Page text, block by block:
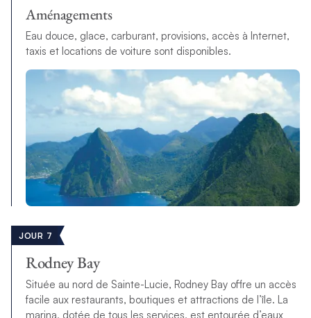
Aménagements
Eau douce, glace, carburant, provisions, accès à Internet,
taxis et locations de voiture sont disponibles.
JOUR 7
Rodney Bay
Située au nord de Sainte-Lucie, Rodney Bay offre un accès
facile aux restaurants, boutiques et attractions de l’île. La
marina, dotée de tous les services, est entourée d’eaux